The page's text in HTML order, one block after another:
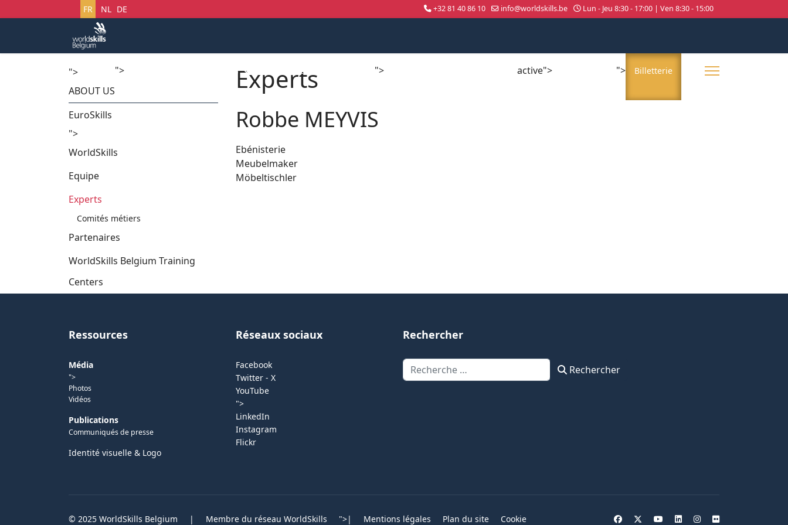
Sélectionnez votre langue
FR NL DE +32 81 40 86 10 info@worldskills.be Lun - Jeu 8:30 - 17:00 | Ven 8:30 - 15:00
"> Startech's Days Compétition nationale "> active"> "> Billetterie
">
ABOUT US
EuroSkills
">
WorldSkills
Equipe
Experts
Comités métiers
Partenaires
WorldSkills Belgium Training
Centers
Experts
Robbe MEYVIS
Ebénisterie
Meubelmaker
Möbeltischler
Ressources
Média
">
Photos
Vidéos
Publications
Communiqués de presse
Identité visuelle & Logo
Réseaux sociaux
Facebook
Twitter - X
YouTube
">
LinkedIn
Instagram
Flickr
Rechercher
Rechercher Rechercher
© 2025 WorldSkills Belgium | Membre du réseau WorldSkills ">| Mentions légales Plan du site Cookie